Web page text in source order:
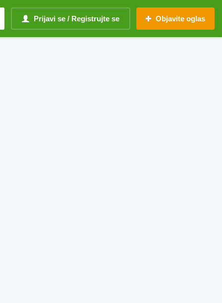
Prijavi se / Registrujte se Objavite oglas